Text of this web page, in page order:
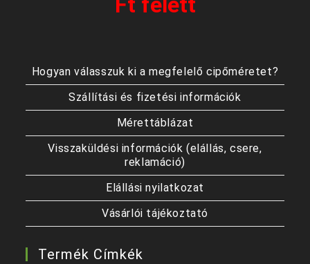
Hogyan válasszuk ki a megfelelő cipőméretet?
Szállítási és fizetési információk
Mérettáblázat
Visszaküldési információk (elállás, csere,
reklamáció)
Elállási nyilatkozat
Vásárlói tájékoztató
Termék Címkék